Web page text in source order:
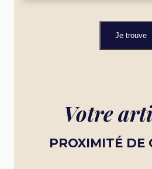
Je trouve
Votre
PROXIMITÉ DE